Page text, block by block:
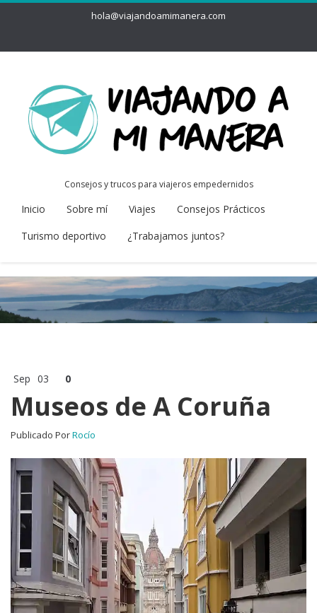
hola@viajandoamimanera.com
Consejos y trucos para viajeros empedernidos
Inicio Sobre mí Viajes
Consejos Prácticos
Turismo deportivo
¿Trabajamos juntos?
Sep 03 0
Museos de A Coruña
Publicado PorRocío